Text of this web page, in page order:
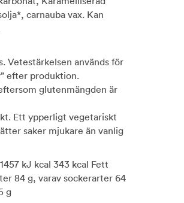
carnauba vax. Kan
Vetestärkelsen används för
efter produktion.
glutenmängden är
Ett ypperligt vegetariskt
saker mjukare än vanlig
kJ kcal 343 kcal Fett
84 g, varav sockerarter 64
g